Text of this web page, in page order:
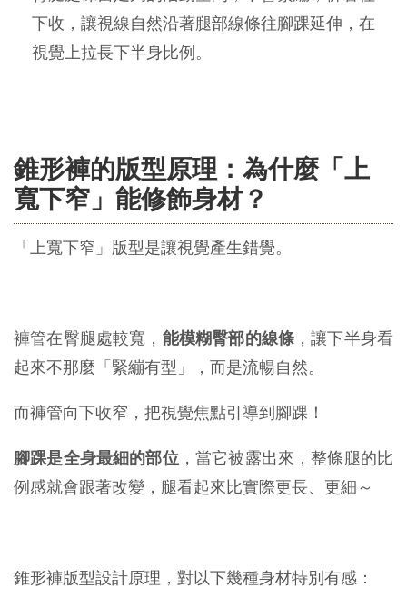
下收，讓視線自然沿著腿部線條往腳踝延伸，在
視覺上拉長下半身比例。
錐形褲的版型原理：為什麼「上
寬下窄」能修飾身材？
「上寬下窄」版型是讓視覺產生錯覺。
褲管在臀腿處較寬， 能模糊臀部的線條 ，讓下半身看
起來不那麼「緊繃有型」，而是流暢自然。
而褲管向下收窄，把視覺焦點引導到腳踝！
腳踝是全身最細的部位，當它被露出來，整條腿的比
例感就會跟著改變，腿看起來比實際更長、更細～
錐形褲版型設計原理，對以下幾種身材特別有感：